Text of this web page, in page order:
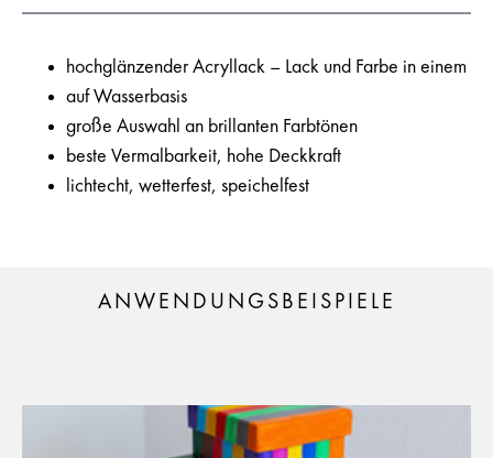
hochglänzender Acryllack – Lack und Farbe in einem
auf Wasserbasis
große Auswahl an brillanten Farbtönen
beste Vermalbarkeit, hohe Deckkraft
lichtecht, wetterfest, speichelfest
ANWENDUNGSBEISPIELE